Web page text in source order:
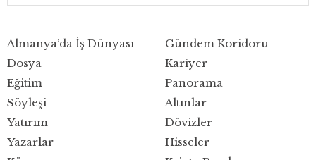
Almanya’da İş Dünyası
Dosya
Eğitim
Gündem Koridoru
Kariyer
Panorama
Söyleşi
Yatırım
Yazarlar
Altınlar
Dövizler
Hisseler